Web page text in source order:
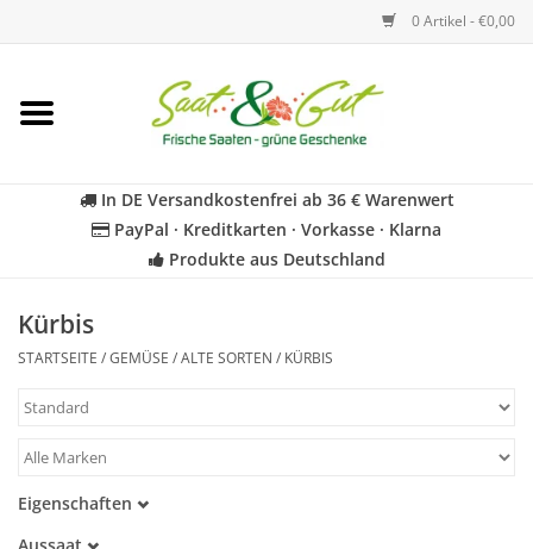
0 Artikel - €0,00
Startseite
Kräuter
Für Kinder
Geschenkideen
In DE Versandkostenfrei ab 36 € Warenwert
PayPal · Kreditkarten · Vorkasse · Klarna
Produkte aus Deutschland
Kürbis
STARTSEITE /GEMÜSE /ALTE SORTEN / KÜRBIS
Eigenschaften